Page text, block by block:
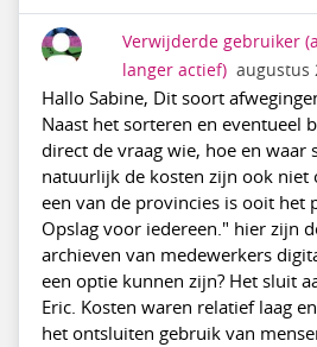
Verwijderde gebruiker
langer actief) augustus
Hallo Sabine, Dit soort
Naast het sorteren en eventueel
direct de vraag wie, hoe en waar
natuurlijk de kosten zijn ook niet
een van de provincies is ooit het
Opslag voor iedereen." hier zijn
archieven van medewerkers
een optie kunnen zijn? Het sluit
Eric. Kosten waren relatief laag
het ontsluiten gebruik van